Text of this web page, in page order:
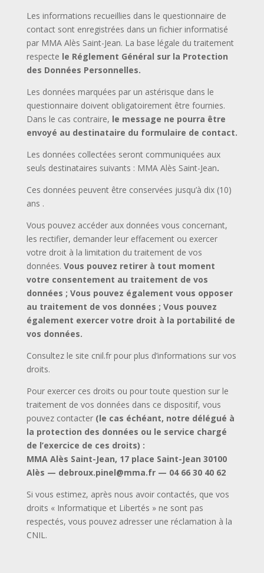
Les informations recueillies dans le questionnaire de
contact sont enregistrées dans un fichier informatisé
par MMA Alès Saint-Jean. La base légale du traitement
respecte le Réglement Général sur la Protection
des Données Personnelles.
Les données marquées par un astérisque dans le
questionnaire doivent obligatoirement être fournies.
Dans le cas contraire, le message ne pourra être
envoyé au destinataire du formulaire de contact.
Les données collectées seront communiquées aux
seuls destinataires suivants : MMA Alès Saint-Jean.
Ces données peuvent être conservées jusqu’à dix (10)
ans .
Vous pouvez accéder aux données vous concernant,
les rectifier, demander leur effacement ou exercer
votre droit à la limitation du traitement de vos
données. Vous pouvez retirer à tout moment
votre consentement au traitement de vos
données ; Vous pouvez également vous opposer
au traitement de vos données ; Vous pouvez
également exercer votre droit à la portabilité de
vos données.
Consultez le site cnil.fr pour plus d’informations sur vos
droits.
Pour exercer ces droits ou pour toute question sur le
traitement de vos données dans ce dispositif, vous
pouvez contacter (le cas échéant, notre délégué à
la protection des données ou le service chargé
de l’exercice de ces droits) :
MMA Alès Saint-Jean, 17 place Saint-Jean 30100
Alès — debroux.pinel@mma.fr — 04 66 30 40 62
Si vous estimez, après nous avoir contactés, que vos
droits « Informatique et Libertés » ne sont pas
respectés, vous pouvez adresser une réclamation à la
CNIL.